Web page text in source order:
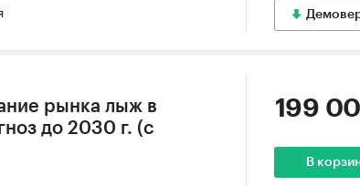
рынка лыж в
до 2030 г. (с
199
В